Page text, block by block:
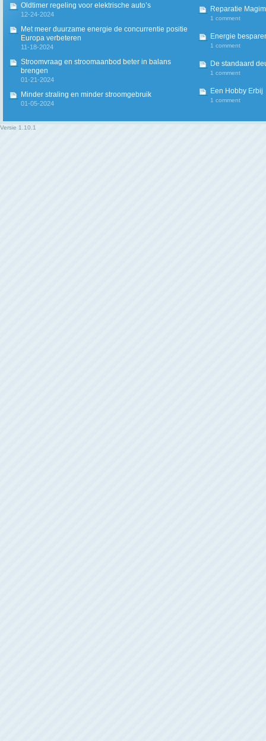
Oldtimer regeling voor elektrische auto’s
12-24-2024
Met meer duurzame energie de concurrentie positie
Europa verbeteren
11-18-2024
Stroomvraag en stroomaanbod beter in balans
brengen
01-21-2024
Minder straling en minder stroomgebruik
01-05-2024
Reparatie
1 comment
Energie
1 comment
De standaard
1 comment
Een Hobby Erbij
1 comment
Versie 1.10.1